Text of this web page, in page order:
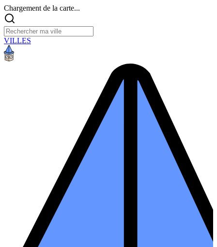
Chargement de la carte...
VILLES